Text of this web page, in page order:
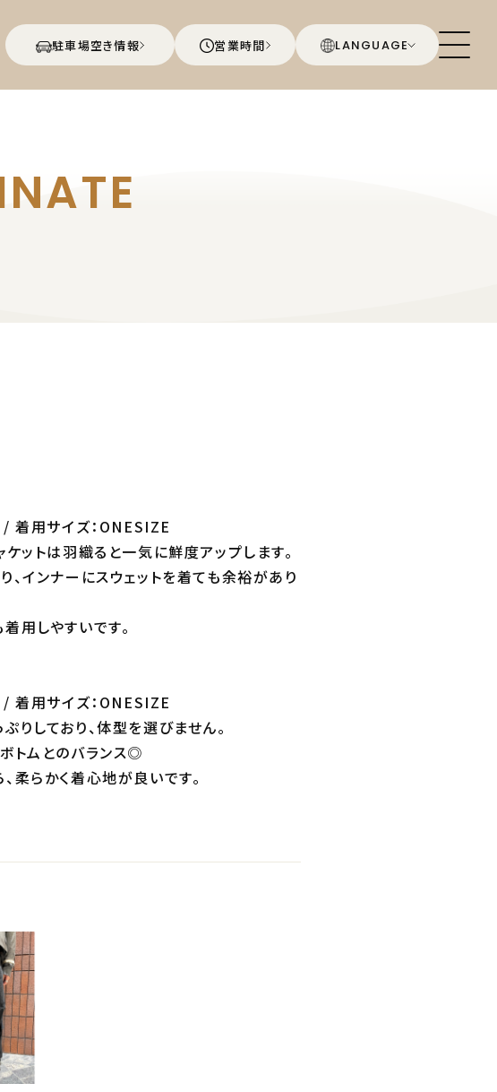
駐車場空き情報 営業時間 LANGUAGE
着用サイズ：ONESIZE
ケットは羽織ると一気に鮮度アップします。
、インナーにスウェットを着ても余裕があり
用しやすいです。
着用サイズ：ONESIZE
りしており、体型を選びません。
トムとのバランス◎
柔らかく着心地が良いです。